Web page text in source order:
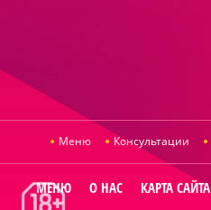
Меню Консультации
МЕНЮ О НАС КАРТА САЙТА